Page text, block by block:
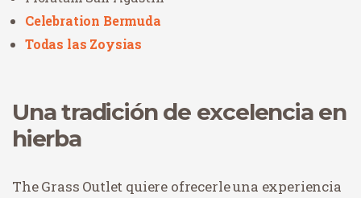
Celebration Bermuda
Todas las Zoysias
Una tradición de excelencia en
hierba
The Grass Outlet quiere ofrecerle una experiencia